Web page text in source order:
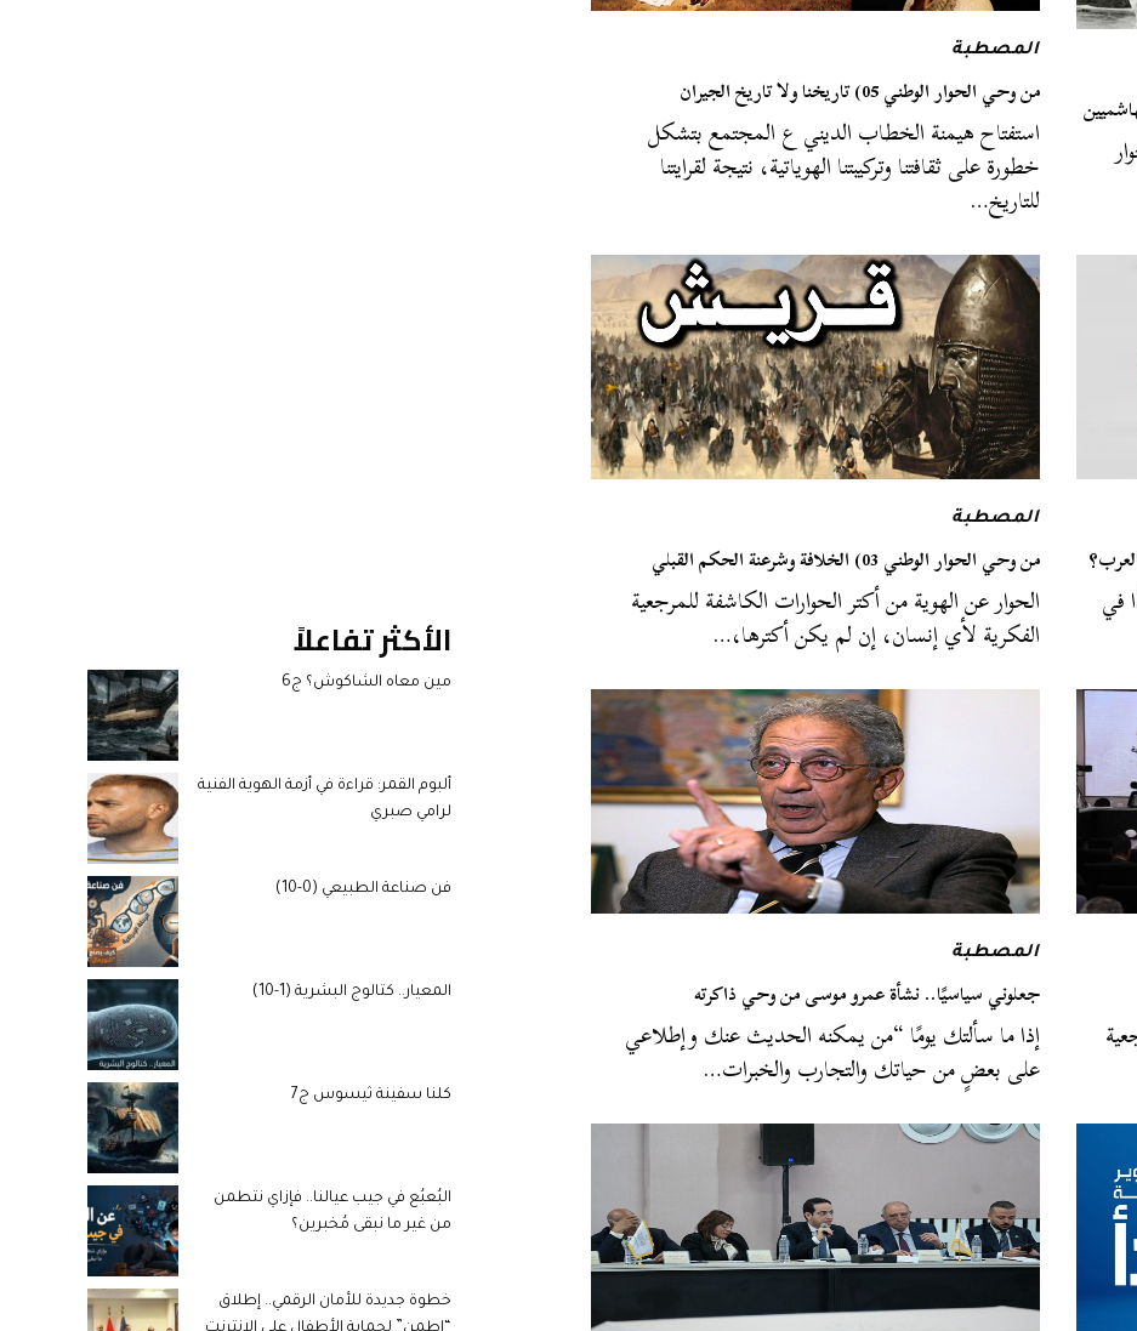
المصطبة
من وحي الحوار الوطني 05) تاريخنا ولا تاريخ الجيران
استفتاح هيمنة الخطاب الديني ع المجتمع بتشكل
خطورة على ثقافتنا وتركيبتنا الهوياتية، نتيجة لقرايتنا
للتاريخ…
في
المصطبة
من وحي الحوار الوطني 03) الخلافة وشرعنة الحكم القبلي
الحوار عن الهوية من أكتر الحوارات الكاشفة للمرجعية
الفكرية لأي إنسان، إن لم يكن أكترها،…
المصطبة
جعلوني سياسيًا.. نشأة عمرو موسى من وحي ذاكرته
إذا ما سألتك يومًا “من يمكنه الحديث عنك وإطلاعي
على بعضٍ من حياتك والتجارب والخبرات…
الأكثر تفاعلاً
مين معاه الشاكوش؟ ج6
ألبوم القمر: قراءة في أزمة الهوية الفنية
لرامي صبري
فن صناعة الطبيعي (0-10)
المعيار.. كتالوج البشرية (1-10)
كلنا سفينة ثيسوس ج7
البُعبُع في جيب عيالنا.. فإزاي نتطمن
من غير ما نبقى مُخبرين؟
خطوة جديدة للأمان الرقمي.. إطلاق